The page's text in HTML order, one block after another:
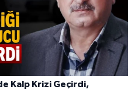
Kalp Krizi Geçirdi,